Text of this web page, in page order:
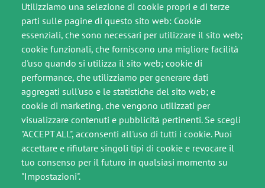
Utilizziamo una selezione di cookie propri e di terze
parti sulle pagine di questo sito web: Cookie
essenziali, che sono necessari per utilizzare il sito web;
cookie funzionali, che forniscono una migliore facilità
d'uso quando si utilizza il sito web; cookie di
performance, che utilizziamo per generare dati
aggregati sull'uso e le statistiche del sito web; e
cookie di marketing, che vengono utilizzati per
visualizzare contenuti e pubblicità pertinenti. Se scegli
"ACCEPT ALL", acconsenti all'uso di tutti i cookie. Puoi
accettare e rifiutare singoli tipi di cookie e revocare il
tuo consenso per il futuro in qualsiasi momento su
"Impostazioni".
Contatti
SEGUICI SU
ImmagineImmagine
Footer slim
Crediti
Note legali
Privacy Policy